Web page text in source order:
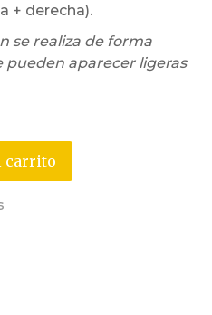
+ derecha).
se realiza de forma
pueden aparecer ligeras
carrito